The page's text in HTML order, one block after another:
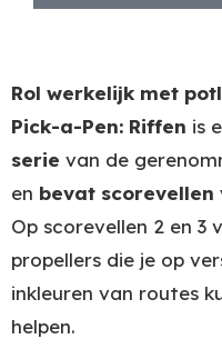
Rol werkelijk met
Pick-a-Pen: Riffen is
serie van de
en bevat scorevellen
Op scorevellen 2 en 3
propellers die je op
inkleuren van routes
helpen.